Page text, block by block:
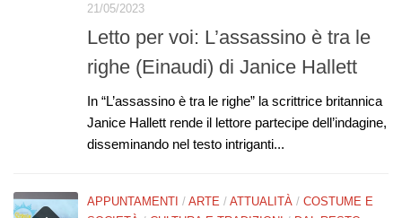
21/05/2023
Letto per voi: L’assassino è tra le
righe (Einaudi) di Janice Hallett
In “L’assassino è tra le righe” la scrittrice britannica
Janice Hallett rende il lettore partecipe dell’indagine,
disseminando nel testo intriganti...
APPUNTAMENTI / ARTE / ATTUALITÀ / COSTUME E